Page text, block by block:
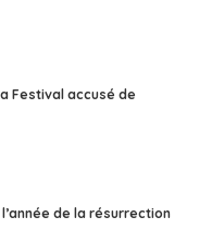
Festival accusé de
de la résurrection